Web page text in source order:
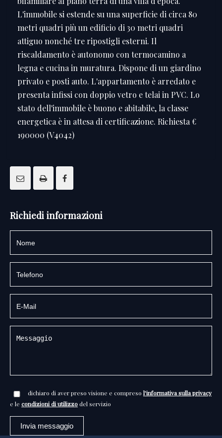
L'immobile si estende su una superficie di circa 80
metri quadri più un edificio di 30 metri quadri
attiguo nonché tre ripostigli esterni. Il
riscaldamento è autonomo con termocamino a
legna e cucina in muratura. Dispone di un giardino
privato e posti auto. L'appartamento è arredato e
presenta infissi con doppio vetro e telai in PVC. Lo
stato dell'immobile è buono e abitabile, la classe
energetica è in attesa di certificazione. Richiesta €
190000 (V4042)
Richiedi informazioni
dichiaro di aver preso visione e compreso l'informativa sulla privacy
e le condizioni di utilizzodel servizio